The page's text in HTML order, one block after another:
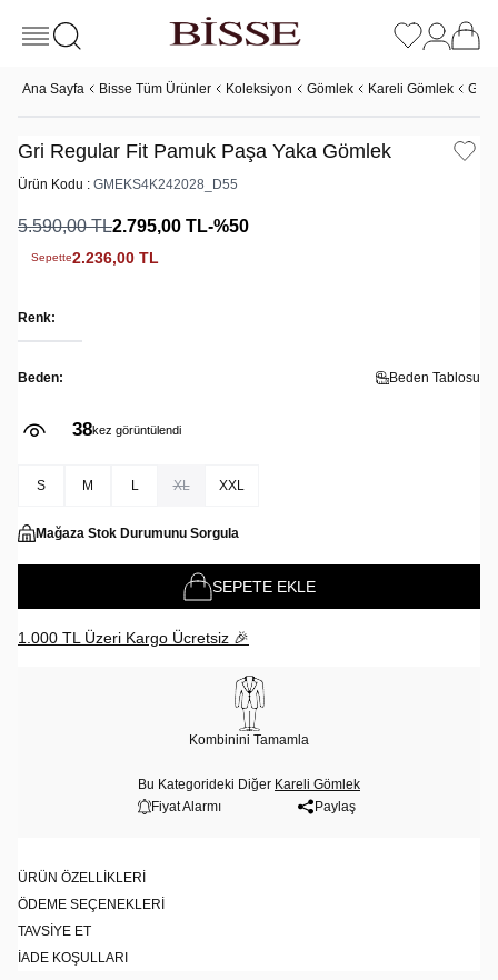
Ana Sayfa Bisse Tüm Ürünler Koleksiyon Gömlek Kareli Gömlek Gri
Gri Regular Fit Pamuk Paşa Yaka Gömlek
Ürün Kodu : GMEKS4K242028_D55
5.590,00TL2.795,00 TL-%50
Sepette2.236,00 TL
Renk:
Beden: Beden Tablosu
38kez görüntülendi
S M L XL XXL
Mağaza Stok Durumunu Sorgula
SEPETE EKLE
1.000 TL Üzeri Kargo Ücretsiz 🎉
Kombinini Tamamla
Bu Kategorideki Diğer Kareli Gömlek
Fiyat Alarmı
Paylaş
ÜRÜN ÖZELLIKLERI
ÖDEME SEÇENEKLERI
TAVSIYE ET
İADE KOŞULLARI